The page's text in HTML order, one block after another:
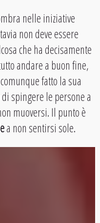
nelle iniziative
non deve essere
che ha decisamente
andare a buon fine,
fatto la sua
spingere le persone a
muoversi. Il punto è
a non sentirsi sole.